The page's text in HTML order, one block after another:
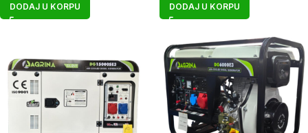
DODAJ U KORPU DODAJ U KORPU